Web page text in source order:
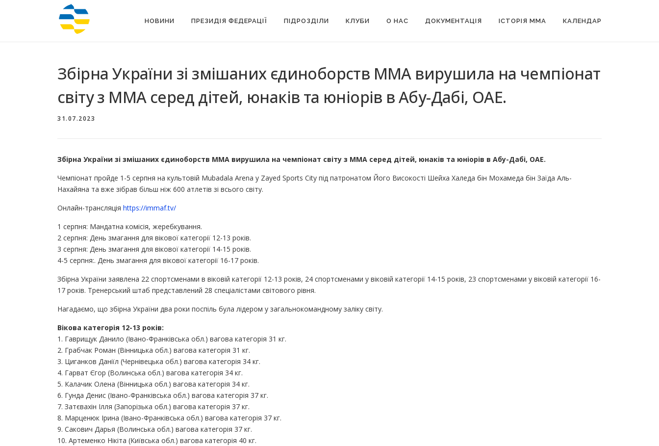
НОВИНИ ПРЕЗИДІЯ ФЕДЕРАЦІЇ ПІДРОЗДІЛИ КЛУБИ О НАС ДОКУМЕНТАЦІЯ ІСТОРІЯ MMA КАЛЕНДАР
Збірна України зі змішаних єдиноборств ММА вирушила на чемпіонат
світу з ММА серед дітей, юнаків та юніорів в Абу-Дабі, ОАЕ.
31.07.2023
Збірна України зі змішаних єдиноборств ММА вирушила на чемпіонат світу з ММА серед дітей, юнаків та юніорів в Абу-Дабі, ОАЕ.
Чемпіонат пройде 1-5 серпня на культовій Mubadala Arena у Zayed Sports City під патронатом Його Високості Шейха Халеда бін Мохамеда бін Заїда Аль-
Нахайяна та вже зібрав більш ніж 600 атлетів зі всього світу.
Онлайн-трансляція https://immaf.tv/
1 серпня: Мандатна комісія, жеребкування.
2 серпня: День змагання для вікової категорії 12-13 років.
3 серпня: День змагання для вікової категорії 14-15 років.
4-5 серпня:. День змагання для вікової категорії 16-17 років.
Збірна України заявлена 22 спортсменами в віковій категорії 12-13 років, 24 спортсменами у віковій категорії 14-15 років, 23 спортсменами у віковій категорії 16-
17 років. Тренерський штаб представлений 28 спеціалістами світового рівня.
Нагадаємо, що збірна України два роки поспіль була лідером у загальнокомандному заліку світу.
Вікова категорія 12-13 років:
1. Гаврищук Данило (Івано-Франківська обл.) вагова категорія 31 кг.
2. Грабчак Роман (Вінницька обл.) вагова категорія 31 кг.
3. Циганков Даніїл (Чернівецька обл.) вагова категорія 34 кг.
4. Гарват Єгор (Волинська обл.) вагова категорія 34 кг.
5. Калачик Олена (Вінницька обл.) вагова категорія 34 кг.
6. Гунда Денис (Івано-Франківська обл.) вагова категорія 37 кг.
7. Затєвахін Ілля (Запорізька обл.) вагова категорія 37 кг.
8. Марценюк Ірина (Івано-Франківська обл.) вагова категорія 37 кг.
9. Сакович Дарья (Волинська обл.) вагова категорія 37 кг.
10. Артеменко Нікіта (Київська обл.) вагова категорія 40 кг.